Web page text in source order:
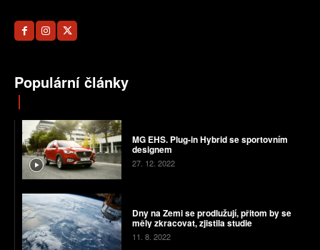
Populární články
MG EHS. Plug-in Hybrid se sportovním
designem
27. 12. 2022
Dny na Zemi se prodlužují, přitom by se
měly zkracovat, zjistila studie
11. 8. 2022